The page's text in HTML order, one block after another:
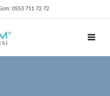
0553 711 72 72